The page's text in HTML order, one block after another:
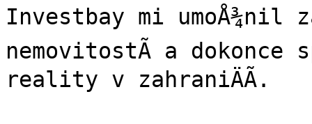
Investbay mi umoÅ¾nil
nemovitostÃ­ a
reality v zahraniÄÃ­.